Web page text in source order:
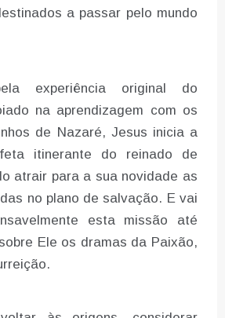
a passar pelo mundo
experiência original do
na aprendizagem com os
de Nazaré, Jesus inicia a
itinerante do reinado de
atrair para a sua novidade as
no plano de salvação. E vai
esta missão até
Ele os dramas da Paixão,